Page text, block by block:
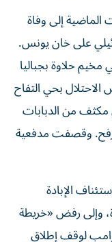
الماضية إلى وفاة
على خان يونس.
حلاوة بجباليا
بحي التفاح
مكثف من الدبابات
رفح. وقصفت مدفعية
الإبادة
وإلى رفض «خريطة
لوقف إطلاق